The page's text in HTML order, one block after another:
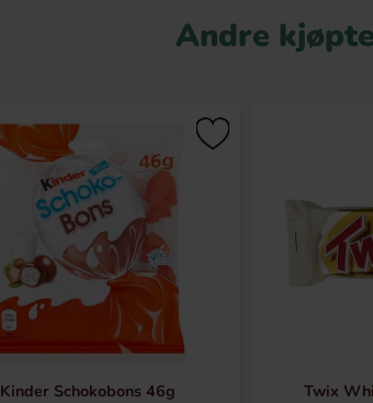
Andre
Kinder Schokobons 46g Twix